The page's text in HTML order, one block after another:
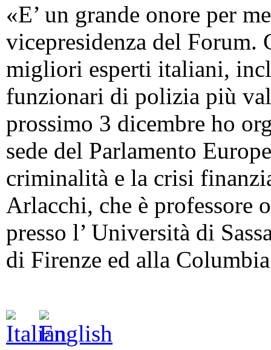
«E’ un grande onore per
vicepresidenza del
migliori esperti italiani,
funzionari di polizia più
prossimo 3 dicembre ho
sede del Parlamento
criminalità e la crisi
Arlacchi, che è professore
presso l’ Università di
di Firenze ed alla